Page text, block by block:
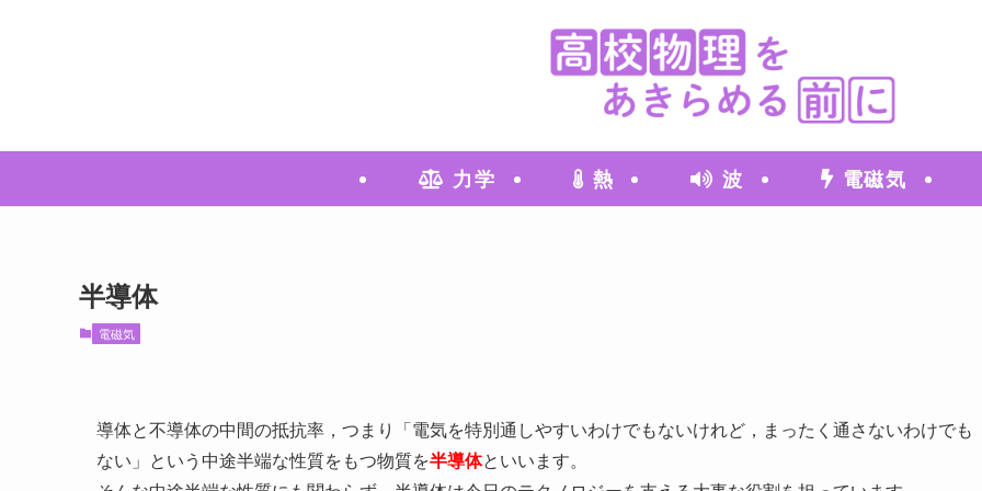
力学 熱 波 電磁気
半導体
電磁気
導体と不導体の中間の抵抗率，つまり「電気を特別通しやすいわけでもないけれど，まったく通さないわけでも
ない」という中途半端な性質をもつ物質を半導体といいます。